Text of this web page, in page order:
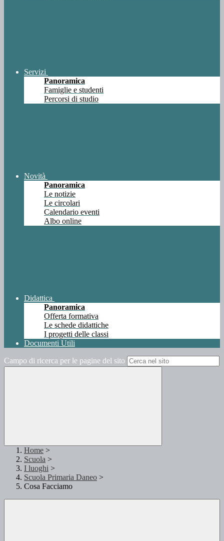
Servizi
Panoramica
Famiglie e studenti
Percorsi di studio
Novità
Panoramica
Le notizie
Le circolari
Calendario eventi
Albo online
Didattica
Panoramica
Offerta formativa
Le schede didattiche
I progetti delle classi
Documenti Utili
Campo di ricerca per le pagine del sito
Home >
Scuola >
I luoghi >
Scuola Primaria Daneo >
Cosa Facciamo